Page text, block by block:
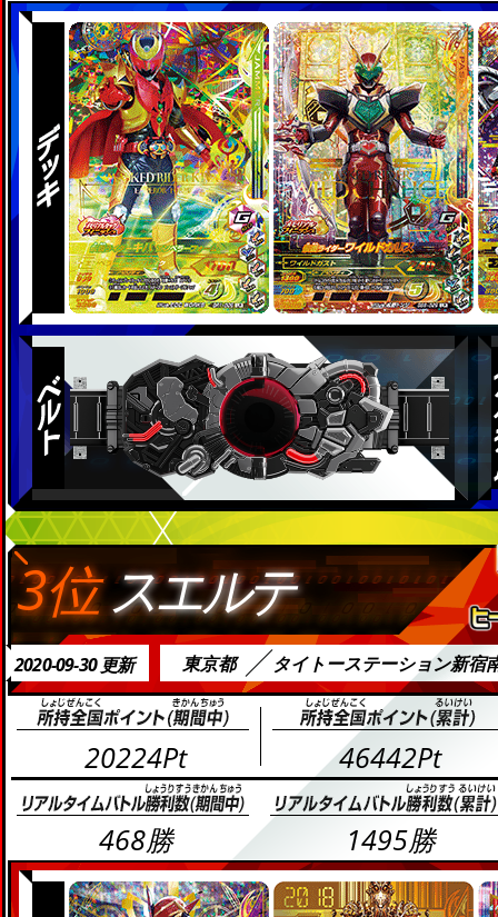
3位スエルテ
2020-09-30 更新 東京都 タイトーステーション新宿
20224Pt 46442Pt
468勝 1495勝